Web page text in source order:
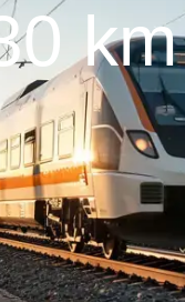
km